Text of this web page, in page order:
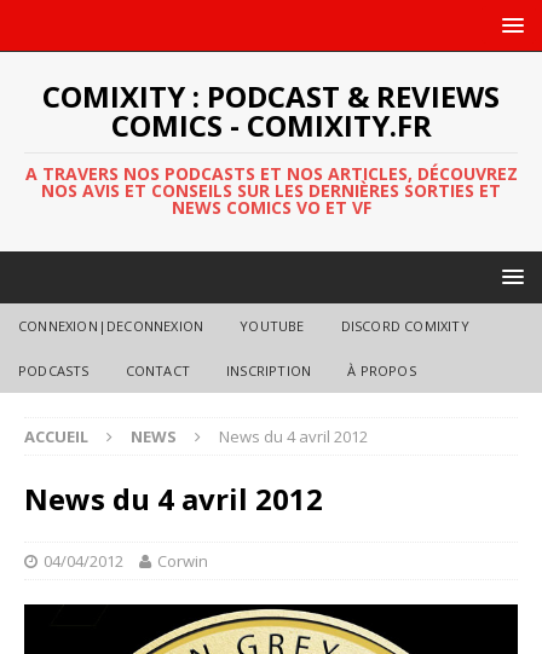
COMIXITY : PODCAST & REVIEWS
COMICS - COMIXITY.FR
A TRAVERS NOS PODCASTS ET NOS ARTICLES, DÉCOUVREZ
NOS AVIS ET CONSEILS SUR LES DERNIÈRES SORTIES ET
NEWS COMICS VO ET VF
CONNEXION|DECONNEXION YOUTUBE DISCORD COMIXITY
PODCASTS CONTACT INSCRIPTION À PROPOS
ACCUEIL NEWS News du 4 avril 2012
News du 4 avril 2012
04/04/2012 Corwin